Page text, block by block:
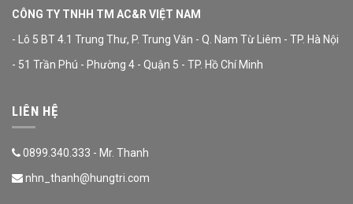
CÔNG TY TNHH TM AC&R VIỆT NAM
- Lô 5 BT 4.1 Trung Thư, P. Trung Văn - Q. Nam Từ Liêm - TP. Hà Nội
- 51 Trần Phú - Phường 4 - Quận 5 - TP. Hồ Chí Minh
LIÊN HỆ
0899.340.333 - Mr. Thanh
nhn_thanh@hungtri.com